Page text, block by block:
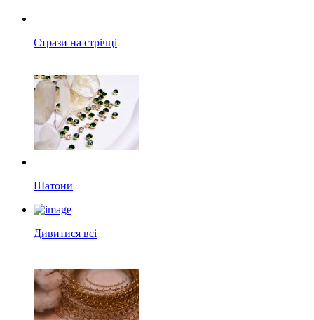
Стрази на стрічці
Шатони
Дивитися всі